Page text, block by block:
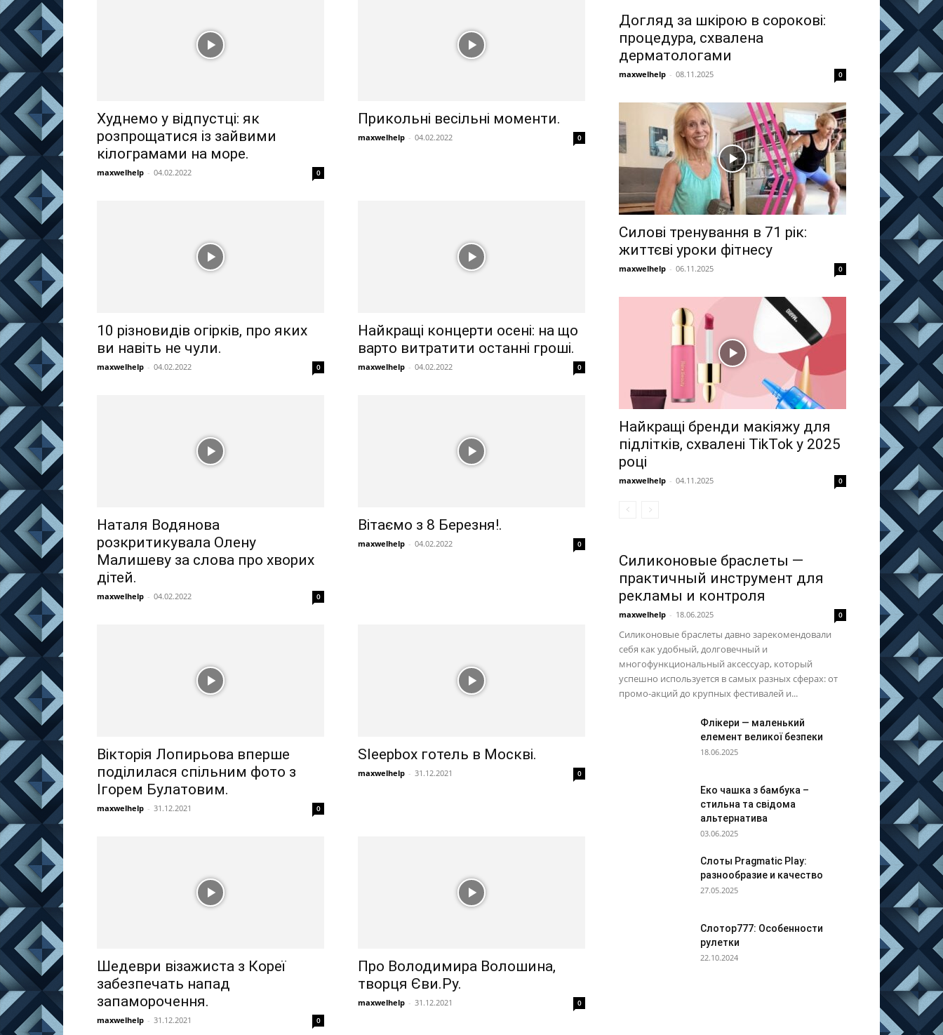
Худнемо у відпустці: як
розпрощатися із зайвими
кілограмами на море.
maxwelhelp - 04.02.2022 0
Прикольні весільні моменти.
maxwelhelp - 04.02.2022 0
10 різновидів огірків, про яких
ви навіть не чули.
maxwelhelp - 04.02.2022 0
Найкращі концерти осені: на що
варто витратити останні гроші.
maxwelhelp - 04.02.2022 0
Наталя Водянова
розкритикувала Олену
Малишеву за слова про хворих
дітей.
maxwelhelp - 04.02.2022 0
Вітаємо з 8 Березня!.
maxwelhelp - 04.02.2022 0
Вікторія Лопирьова вперше
поділилася спільним фото з
Ігорем Булатовим.
maxwelhelp - 31.12.2021 0
Sleepbox готель в Москві.
maxwelhelp - 31.12.2021 0
Шедеври візажиста з Кореї
забезпечать напад
запаморочення.
maxwelhelp - 31.12.2021 0
Про Володимира Волошина,
творця Єви.Ру.
maxwelhelp - 31.12.2021 0
Догляд за шкірою в сорокові:
процедура, схвалена
дерматологами
maxwelhelp - 08.11.2025 0
Силові тренування в 71 рік:
життєві уроки фітнесу
maxwelhelp - 06.11.2025 0
Найкращі бренди макіяжу для
підлітків, схвалені TikTok у 2025
році
maxwelhelp - 04.11.2025 0
Силиконовые браслеты —
практичный инструмент для
рекламы и контроля
maxwelhelp - 18.06.2025 0
Силиконовые браслеты давно зарекомендовали
себя как удобный, долговечный и
многофункциональный аксессуар, который
успешно используется в самых разных сферах: от
промо-акций до крупных фестивалей и...
Флікери — маленький
елемент великої безпеки
18.06.2025
Еко чашка з бамбука –
стильна та свідома
альтернатива
03.06.2025
Слоты Pragmatic Play:
разнообразие и качество
27.05.2025
Слотор777: Особенности
рулетки
22.10.2024